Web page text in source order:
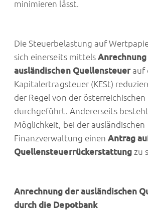
minimieren lässt.
Die Steuerbelastung auf
sich einerseits mittelsAnrechnung
ausländischen Quellensteuerauf
Kapitalertragsteuer (KESt)
der Regel von der
durchgeführt. Andererseits
Möglichkeit, bei der ausländischen
Finanzverwaltung einen Antrag
Quellensteuerrückerstattungzu
Anrechnung der ausländischen
durch die Depotbank